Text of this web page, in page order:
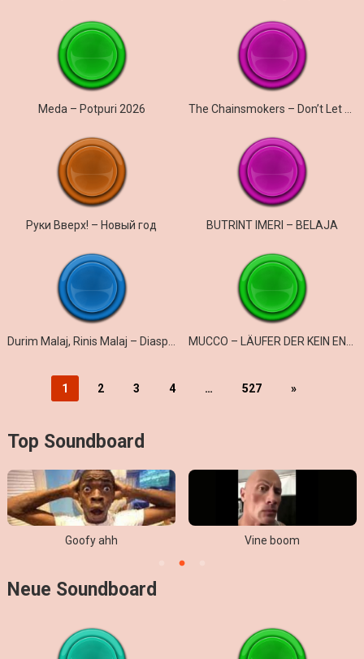
Meda – Potpuri 2026
Руки Вверх! – Новый год BUTRINT IMERI – BELAJA
1 2 3 4 … 527 »
Top Soundboard
Goofy ahh Vine boom
Neue Soundboard